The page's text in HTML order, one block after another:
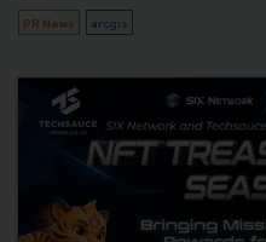
PR News arcgis